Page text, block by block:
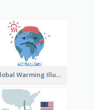
Global Warming Illustration